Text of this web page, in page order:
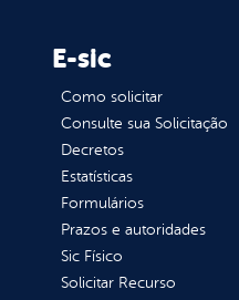
E-sic
Como solicitar
Consulte sua Solicitação
Decretos
Estatísticas
Formulários
Prazos e autoridades
Sic Físico
Solicitar Recurso